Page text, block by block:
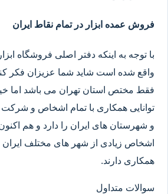
فروش عمده ابزار در تمام نقاط ایران
با توجه به اینکه دفتر اصلی فروشگاه
واقع شده است شاید شما عزیزان فکر
فقط مختص استان تهران می باشد اما
توانایی همکاری با تمام اشخاص و شرکت
و شهرستان های ایران را دارد و هم
اشخاص زیادی از شهر های مختلف ایران
همکاری دارند.
سوالات متداول